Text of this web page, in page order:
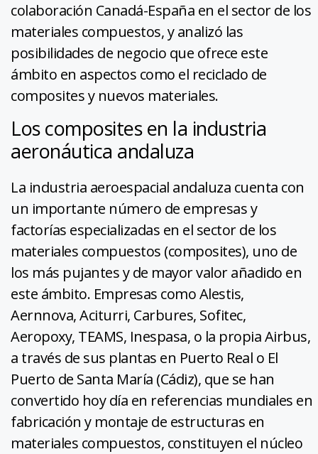
colaboración Canadá-España en el sector de los
materiales compuestos, y analizó las
posibilidades de negocio que ofrece este
ámbito en aspectos como el reciclado de
composites y nuevos materiales.
Los composites en la industria
aeronáutica andaluza
La industria aeroespacial andaluza cuenta con
un importante número de empresas y
factorías especializadas en el sector de los
materiales compuestos (composites), uno de
los más pujantes y de mayor valor añadido en
este ámbito. Empresas como Alestis,
Aernnova, Aciturri, Carbures, Sofitec,
Aeropoxy, TEAMS, Inespasa, o la propia Airbus,
a través de sus plantas en Puerto Real o El
Puerto de Santa María (Cádiz), que se han
convertido hoy día en referencias mundiales en
fabricación y montaje de estructuras en
materiales compuestos, constituyen el núcleo